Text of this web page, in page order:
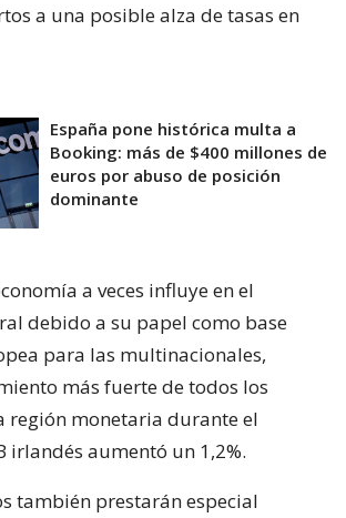
a una posible alza de tasas en
España pone histórica multa a
Booking: más de $400 millones de
euros por abuso de posición
dominante
a veces influye en el
debido a su papel como base
para las multinacionales,
más fuerte de todos los
región monetaria durante el
irlandés aumentó un 1,2%.
también prestarán especial